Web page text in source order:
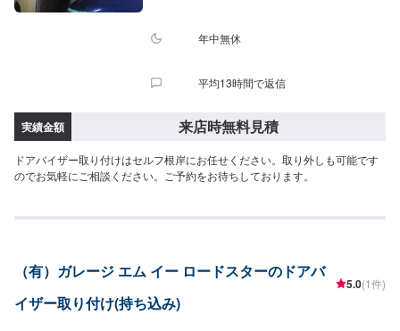
年中無休
平均13時間で返信
実績金額 来店時無料見積
ドアバイザー取り付けはセルフ根岸にお任せください。取り外しも可能です
のでお気軽にご相談ください。ご予約をお待ちしております。
（有）ガレージ エム イー ロードスターのドアバ
イザー取り付け(持ち込み)
5.0(1件)